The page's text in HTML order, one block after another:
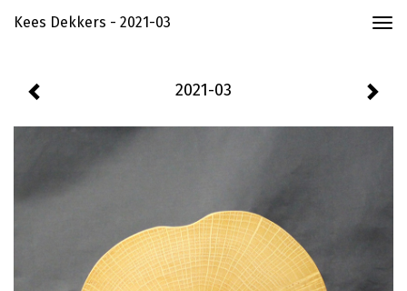
Kees Dekkers - 2021-03
2021-03